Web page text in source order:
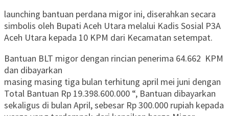
launching bantuan perdana migor ini, diserahkan secara
simbolis oleh Bupati Aceh Utara melalui Kadis Sosial P3A
Aceh Utara kepada 10 KPM dari Kecamatan setempat.
Bantuan BLT migor dengan rincian penerima 64.662 KPM
dan dibayarkan
masing masing tiga bulan terhitung april mei juni dengan
Total Bantuan Rp 19.398.600.000 “, Bantuan dibayarkan
sekaligus di bulan April, sebesar Rp 300.000 rupiah kepada